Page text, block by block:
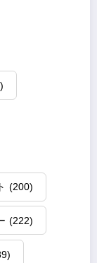
(200)
(222)